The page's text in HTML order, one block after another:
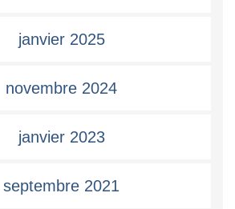
janvier 2025
novembre 2024
janvier 2023
septembre 2021